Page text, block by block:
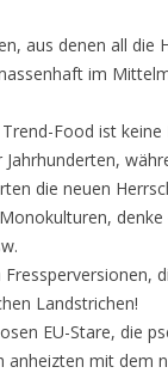
aus denen all die
im
Food ist keine
die neuen
denke
Fressperversionen,
Landstrichen!
EU-Stare, die
anheizten mit dem